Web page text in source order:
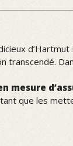
transcendé.
mesure
que les